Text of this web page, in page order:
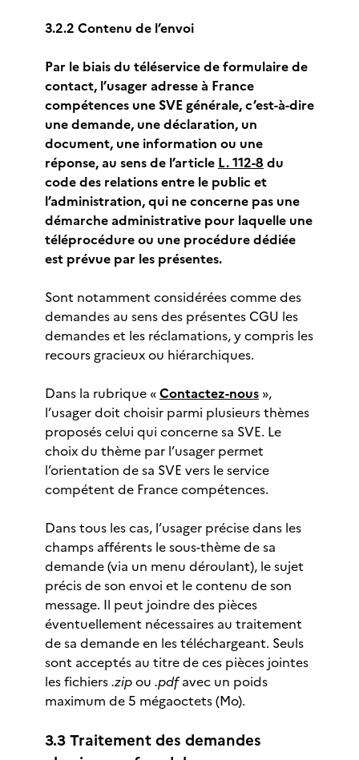
3.2.2 Contenu de l’envoi
Par le biais du téléservice de formulaire de
contact, l’usager adresse à France
compétences une SVE générale, c’est-à-dire
une demande, une déclaration, un
document, une information ou une
réponse, au sens de l’article L. 112-8 du
code des relations entre le public et
l’administration, qui ne concerne pas une
démarche administrative pour laquelle une
téléprocédure ou une procédure dédiée
est prévue par les présentes.
Sont notamment considérées comme des
demandes au sens des présentes CGU les
demandes et les réclamations, y compris les
recours gracieux ou hiérarchiques.
Dans la rubrique «Contactez-nous »,
l’usager doit choisir parmi plusieurs thèmes
proposés celui qui concerne sa SVE. Le
choix du thème par l’usager permet
l’orientation de sa SVE vers le service
compétent de France compétences.
Dans tous les cas, l’usager précise dans les
champs afférents le sous-thème de sa
demande (via un menu déroulant), le sujet
précis de son envoi et le contenu de son
message. Il peut joindre des pièces
éventuellement nécessaires au traitement
de sa demande en les téléchargeant. Seuls
sont acceptés au titre de ces pièces jointes
les fichiers.zipou .pdfavec un poids
maximum de 5 mégaoctets (Mo).
3.3 Traitement des demandes